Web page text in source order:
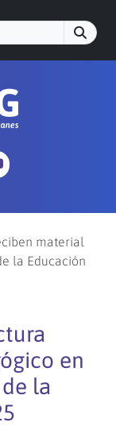
material
la Educación
en
la